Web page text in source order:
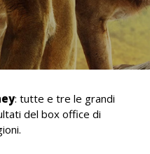
: tutte e tre le grandi
del box office di